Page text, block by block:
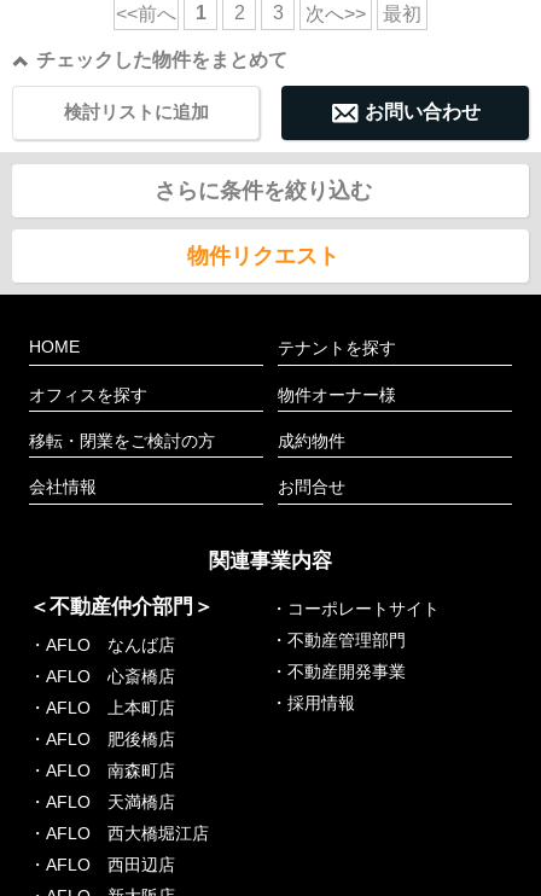
<<前へ 1 2 3 次へ>> 最初
チェックした物件をまとめて
お問い合わせ
検討リストに追加
さらに条件を絞り込む
物件リクエスト
HOME
オフィスを探す
移転・閉業をご検討の方
会社情報
テナントを探す
物件オーナー様
成約物件
お問合せ
関連事業内容
＜不動産仲介部門＞
・AFLO なんば店
・AFLO 心斎橋店
・AFLO 上本町店
・AFLO 肥後橋店
・AFLO 南森町店
・AFLO 天満橋店
・AFLO 西大橋堀江店
・AFLO 西田辺店
・コーポレートサイト
・不動産管理部門
・不動産開発事業
・採用情報